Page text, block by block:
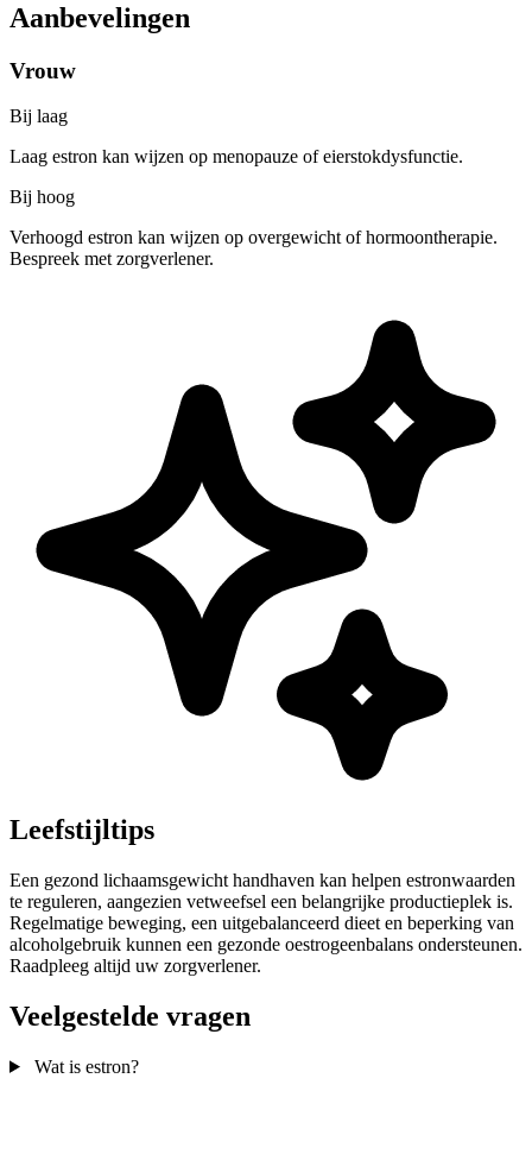
Aanbevelingen
Vrouw
Bij laag
Laag estron kan wijzen op menopauze of eierstokdysfunctie.
Bij hoog
Verhoogd estron kan wijzen op overgewicht of hormoontherapie.
Bespreek met zorgverlener.
Leefstijltips
Een gezond lichaamsgewicht handhaven kan helpen estronwaarden
te reguleren, aangezien vetweefsel een belangrijke productieplek is.
Regelmatige beweging, een uitgebalanceerd dieet en beperking van
alcoholgebruik kunnen een gezonde oestrogeenbalans ondersteunen.
Raadpleeg altijd uw zorgverlener.
Veelgestelde vragen
Wat is estron?